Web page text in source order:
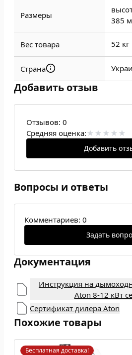
Размеры
385
Вес товара 52 кг
Страна
Добавить отзыв
Отзывов: 0
Средняя оценка:
Добавить
Вопросы и ответы
Комментариев: 0
Задать
Документация
Инструкция на
Aton 8-12 кВт
Сертификат дилера Aton
Похожие товары
Бесплатная доставка!